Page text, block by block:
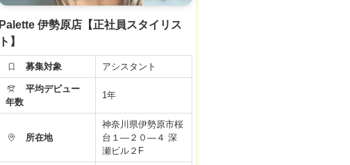
イリスト準備手当
て・住宅手当・奨学
金手当)＋交通費＋
※新卒・中途ともに
同じ給与スタートで
▼有給休暇
▼土日祝日休み
▼資格手当
▼店販手当
Palette 伊勢原店【正社員スタイリス
ト】
募集対象 アシスタント
平均デビュー
年数
1年
所在地
神奈川県伊勢原市桜
台１―２０―４ 深
瀬ビル２F